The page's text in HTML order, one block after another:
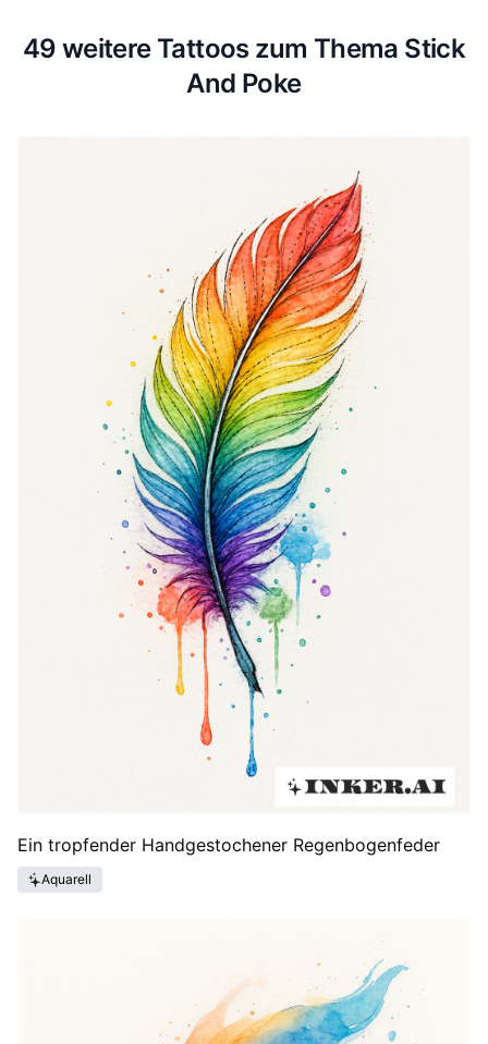
49 weitere Tattoos zum Thema Stick
And Poke
Ein tropfender Handgestochener Regenbogenfeder
Aquarell